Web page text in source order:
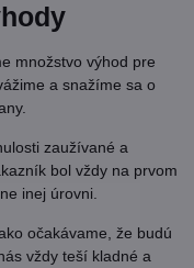
množstvo výhod pre
a snažíme sa o
zaužívané a
bol vždy na prvom
inej úrovni.
očakávame, že budú
vždy teší kladné a